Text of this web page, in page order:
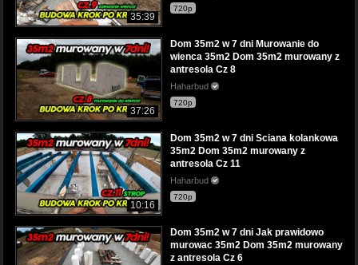
35:39
720p
37:26
Dom 35m2 w 7 dni Murowanie do
wienca 35m2 Dom 35m2 murowany z
antresola Cz 8
Haharbud
720p
10:16
Dom 35m2 w 7 dni Sciana kolankowa
35m2 Dom 35m2 murowany z
antresola Cz 11
Haharbud
720p
Dom 35m2 w 7 dni Jak prawidowo
murowac 35m2 Dom 35m2 murowany
z antresola Cz 6